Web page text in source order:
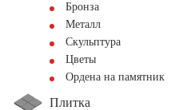
Бронза
Металл
Скульптура
Цветы
Ордена на памятник
Плитка